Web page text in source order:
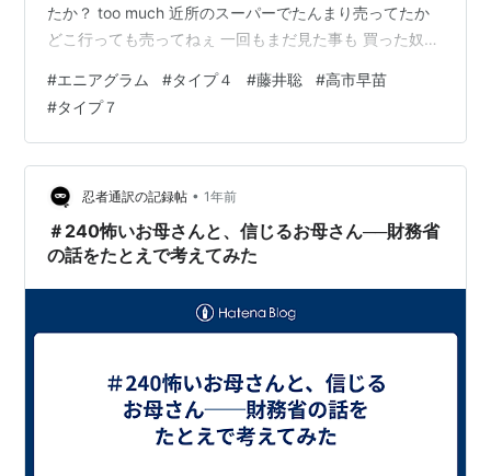
たか？ too much 近所のスーパーでたんまり売ってたか
どこ行っても売ってねぇ 一回もまだ見た事も 買った奴見
パーの米 値段安くなったかぁTrust me 米安くなったか？
too much スーパーの米 ちょっとでも安くなったかぁ や
っぱまだ4800円 全然安くなって ねぇじゃ ねぇか！Trust
me 信じろーって言…
#エニアグラム #タイプ４ #藤井聡 #高市早苗
#タイプ７
忍者通訳の記録帖 • 1年前
＃240怖いお母さんと、信じるお母さん──財務省
の話をたとえで考えてみた